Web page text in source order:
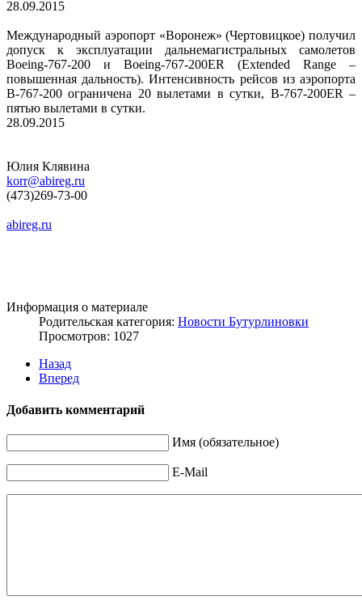
28.09.2015
Международный аэропорт «Воронеж» (Чертовицкое) получил
допуск к эксплуатации дальнемагистральных самолетов
Boeing-767-200 и Boeing-767-200ER (Extended Range –
повышенная дальность). Интенсивность рейсов из аэропорта
B-767-200 ограничена 20 вылетами в сутки, B-767-200ER –
пятью вылетами в сутки.
28.09.2015
Юлия Клявина
korr@abireg.ru
(473)269-73-00
abireg.ru
Информация о материале
Родительская категория: Новости Бутурлиновки
Просмотров: 1027
Назад
Вперед
Добавить комментарий
Имя (обязательное)
E-Mail